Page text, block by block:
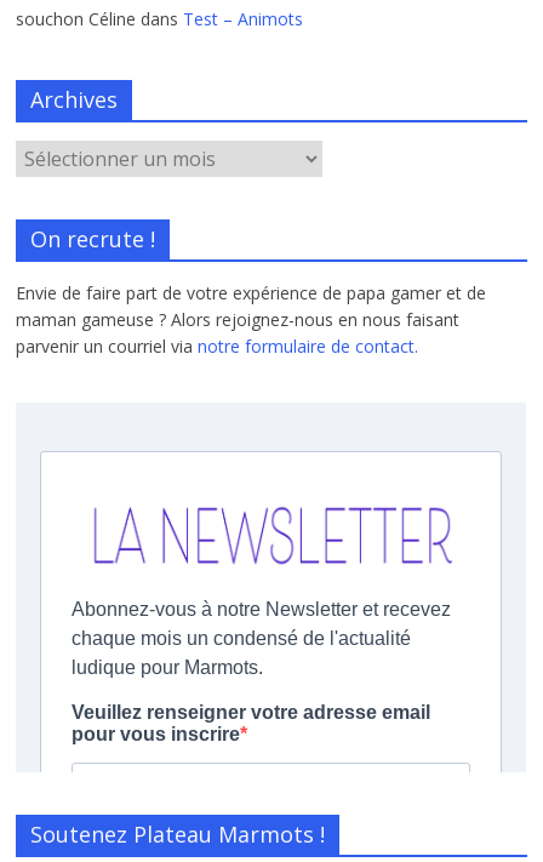
souchon Céline dans Test – Animots
Archives
On recrute !
Envie de faire part de votre expérience de papa gamer et de
maman gameuse ? Alors rejoignez-nous en nous faisant
parvenir un courriel vianotre formulaire de contact.
Soutenez Plateau Marmots !